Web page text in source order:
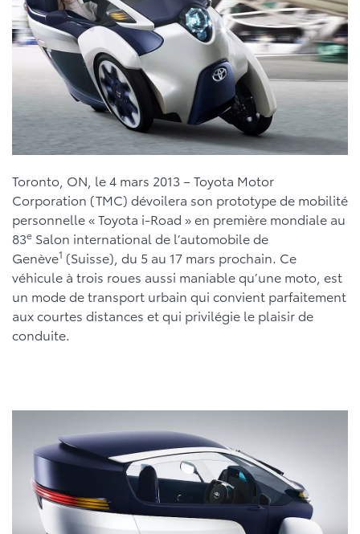
Toronto, ON, le 4 mars 2013 – Toyota Motor
Corporation (TMC) dévoilera son prototype de mobilité
personnelle « Toyota i-Road » en première mondiale au
83e Salon international de l’automobile de
Genève1 (Suisse), du 5 au 17 mars prochain. Ce
véhicule à trois roues aussi maniable qu’une moto, est
un mode de transport urbain qui convient parfaitement
aux courtes distances et qui privilégie le plaisir de
conduite.